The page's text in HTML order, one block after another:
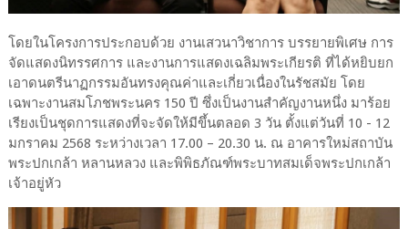
โดยในโครงการประกอบด้วย งานเสวนาวิชาการ บรรยายพิเศษ การ
จัดแสดงนิทรรศการ และงานการแสดงเฉลิมพระเกียรติ ที่ได้หยิบยก
เอาดนตรีนาฏกรรมอันทรงคุณค่าและเกี่ยวเนื่องในรัชสมัย โดย
เฉพาะงานสมโภชพระนคร 150 ปี ซึ่งเป็นงานสำคัญงานหนึ่ง มาร้อย
เรียงเป็นชุดการแสดงที่จะจัดให้มีขึ้นตลอด 3 วัน ตั้งแต่วันที่ 10 - 12
มกราคม 2568 ระหว่างเวลา 17.00 – 20.30 น. ณ อาคารใหม่สถาบัน
พระปกเกล้า หลานหลวง และพิพิธภัณฑ์พระบาทสมเด็จพระปกเกล้า
เจ้าอยู่หัว